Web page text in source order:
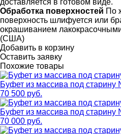
Обработка поверхностей По
поверхность шлифуется или
окрашиванием
(США)
Добавить в корзину
Оставить заявку
Похожие товары
Буфет из массива под
70 500 руб.
Буфет из массива под
70 000 руб.